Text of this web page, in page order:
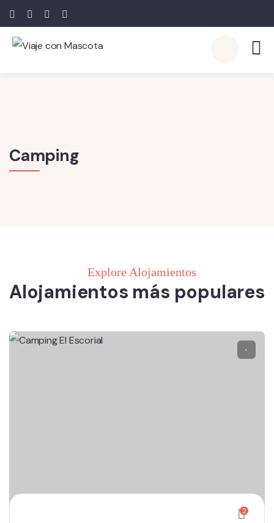
Camping
Explore Alojamientos
Alojamientos más populares
2